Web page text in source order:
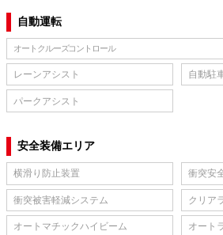
自動運転
オートクルーズコントロール
レーンアシスト 自動駐
パークアシスト
安全装備エリア
横滑り防止装置 衝突安
衝突被害軽減システム クリア
オートマチックハイビーム オート